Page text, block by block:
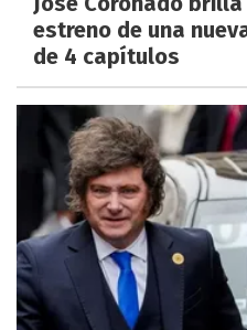
estreno de una
de 4 capítulos